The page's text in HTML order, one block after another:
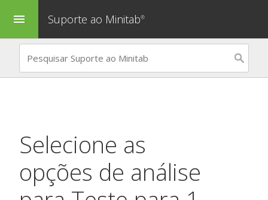
menu Suporte ao Minitab®
Selecione as
opções de análise